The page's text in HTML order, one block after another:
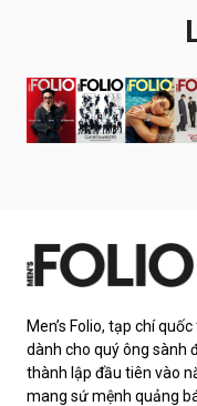
Men’s Folio, tạp chí
dành cho quý ông sành
thành lập đầu tiên vào
mang sứ mệnh quảng